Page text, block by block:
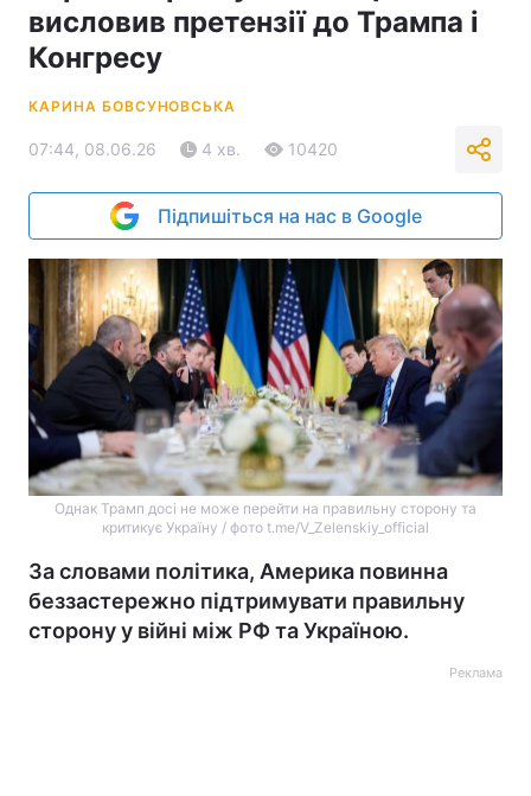
висловив претензії до Трампа і
Конгресу
КАРИНА БОВСУНОВСЬКА
07:44, 08.06.26 4 хв. 10420
Підпишіться на нас в Google
Однак Трамп досі не може перейти на правильну сторону та
критикує Україну / фото t.me/V_Zelenskiy_official
За словами політика, Америка повинна
беззастережно підтримувати правильну
сторону у війні між РФ та Україною.
Реклама